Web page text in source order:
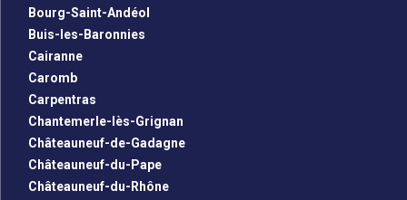
Bourg-Saint-Andéol
Buis-les-Baronnies
Cairanne
Caromb
Carpentras
Chantemerle-lès-Grignan
Châteauneuf-de-Gadagne
Châteauneuf-du-Pape
Châteauneuf-du-Rhône